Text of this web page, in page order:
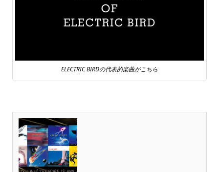
ELECTRIC BIRDの代表的楽曲がこちら